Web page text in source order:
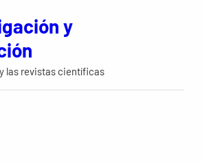
y
las revistas científicas